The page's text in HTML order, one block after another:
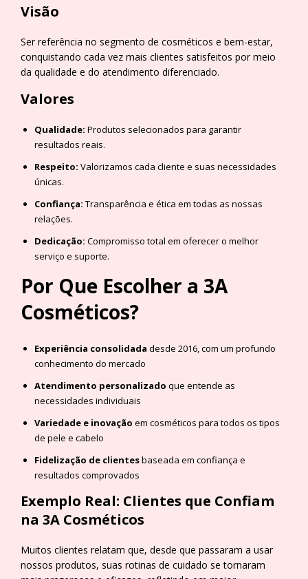
Visão
Ser referência no segmento de cosméticos e bem-estar,
conquistando cada vez mais clientes satisfeitos por meio
da qualidade e do atendimento diferenciado.
Valores
Qualidade: Produtos selecionados para garantir
resultados reais.
Respeito: Valorizamos cada cliente e suas necessidades
únicas.
Confiança: Transparência e ética em todas as nossas
relações.
Dedicação: Compromisso total em oferecer o melhor
serviço e suporte.
Por Que Escolher a 3A
Cosméticos?
Experiência consolidada desde 2016, com um profundo
conhecimento do mercado
Atendimento personalizado que entende as
necessidades individuais
Variedade e inovação em cosméticos para todos os tipos
de pele e cabelo
Fidelização de clientesbaseada em confiança e
resultados comprovados
Exemplo Real: Clientes que Confiam
na 3A Cosméticos
Muitos clientes relatam que, desde que passaram a usar
nossos produtos, suas rotinas de cuidado se tornaram